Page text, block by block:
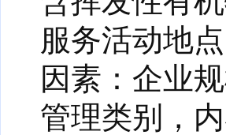
服务活动地
因素：企业
管理类别，